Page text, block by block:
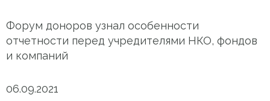
Форум доноров узнал особенности
отчетности перед учредителями НКО, фондов
и компаний
06.09.2021